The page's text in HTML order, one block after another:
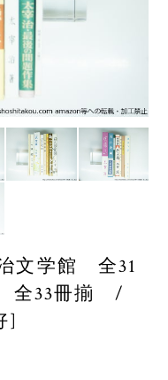
文学館 全31
全33冊揃 /
]